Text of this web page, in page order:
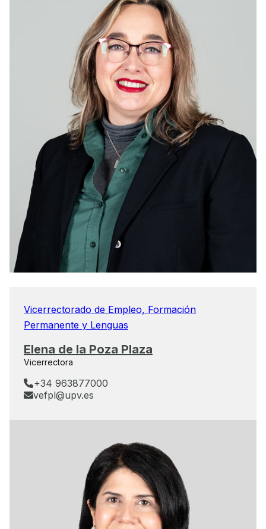
Vicerrectorado de Empleo, Formación
Permanente y Lenguas
Elena de la Poza Plaza
Vicerrectora
+34 963877000
vefpl@upv.es